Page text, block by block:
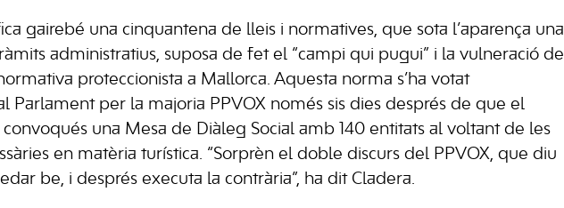
gairebé una cinquantena de lleis i normatives, que sota l’aparença una
administratius, suposa de fet el “campi qui pugui” i la vulneració de
proteccionista a Mallorca. Aquesta norma s’ha votat
Parlament per la majoria PPVOX només sis dies després de que el
una Mesa de Diàleg Social amb 140 entitats al voltant de les
en matèria turística. “Sorprèn el doble discurs del PPVOX, que diu
be, i després executa la contrària”, ha dit Cladera.